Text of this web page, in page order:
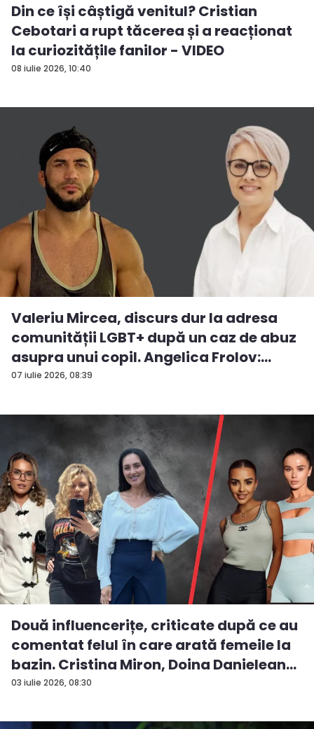
08 iulie 2026, 10:40
Din ce își câștigă venitul? Cristian
Cebotari a rupt tăcerea și a reacționat
la curiozitățile fanilor - VIDEO
07 iulie 2026, 08:39
Valeriu Mircea, discurs dur la adresa
comunității LGBT+ după un caz de abuz
asupra unui copil. Angelica Frolov:
„Cum...
03 iulie 2026, 08:30
Două influencerițe, criticate după ce au
comentat felul în care arată femeile la
bazin. Cristina Miron, Doina Danielean
ș...